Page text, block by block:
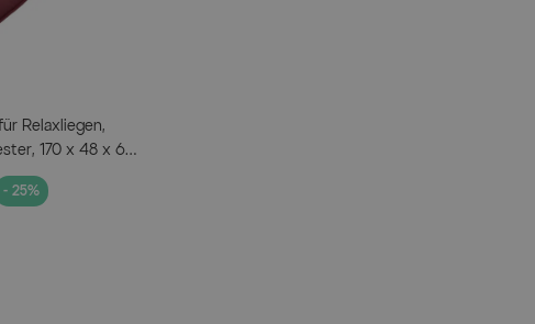
50.000000
175.000000
Relaxliegen,
170 x 48 x 6
- 25%